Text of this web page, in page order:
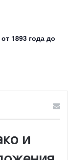
Беатрис
непростой
семьи
1893 года до
и